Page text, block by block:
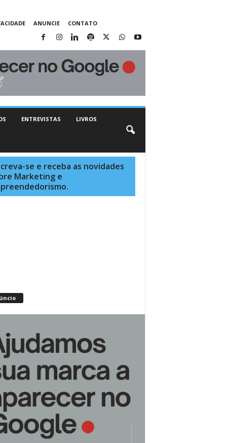
ANUNCIE CONTATO
ENTREVISTAS LIVROS
se e receba as novidades
Marketing e